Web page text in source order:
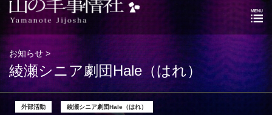
お知らせ >
綾瀬シニア劇団Hale（はれ）
外部活動 綾瀬シニア劇団Hale（はれ）